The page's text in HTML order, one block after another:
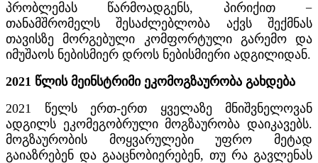
პრობლემას წარმოადგენს, პირიქით −
თანამშრომელს შესაძლებლობა აქვს შექმნას
თავისზე მორგებული კომფორტული გარემო და
იმუშაოს ნებისმიერ დროს ნებისმიერი ადგილიდან.
2021 წლის მეინსტრიმი ეკომოგზაურობა გახდება
2021 წელს ერთ-ერთ ყველაზე მნიშვნელოვან
ადგილს ეკომეგობრული მოგზაურობა დაიკავებს.
მოგზაურობის მოყვარულები უფრო მეტად
გაიაზრებენ და გააცნობიერებენ, თუ რა გავლენას